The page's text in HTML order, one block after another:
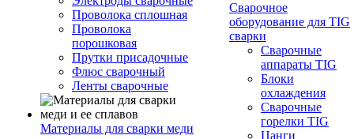
Проволока сплошная
Проволока
порошковая
Прутки присадочные
Флюс сварочный
Ленты сварочные
Материалы для сварки меди
Сварочное
оборудование для TIG
сварки
Сварочные
аппараты TIG
Блоки
охлаждения
Сварочные
горелки TIG
Цанги